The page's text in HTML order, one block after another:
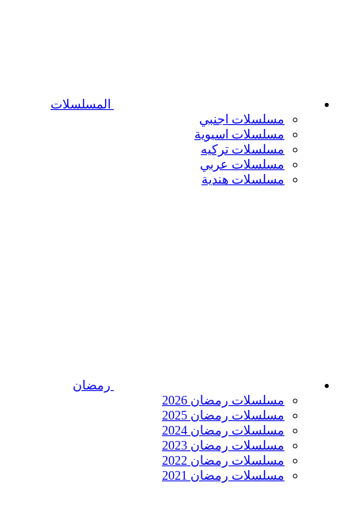
المسلسلات
مسلسلات اجنبي
مسلسلات اسيوية
مسلسلات تركيه
مسلسلات عربي
مسلسلات هندية
رمضان
مسلسلات رمضان 2026
مسلسلات رمضان 2025
مسلسلات رمضان 2024
مسلسلات رمضان 2023
مسلسلات رمضان 2022
مسلسلات رمضان 2021